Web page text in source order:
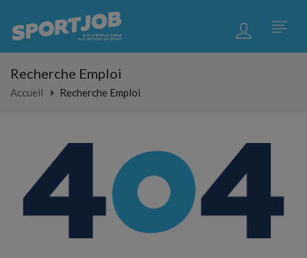
Recherche Emploi
Accueil Recherche Emploi